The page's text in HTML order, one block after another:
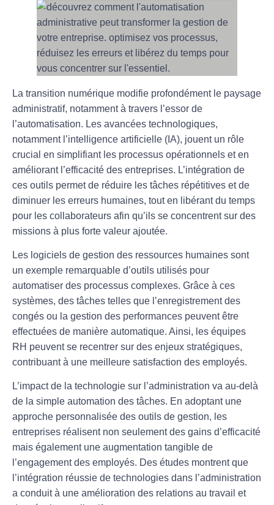
La transition numérique modifie profondément le paysage
administratif, notamment à travers l’essor de
l’automatisation. Les avancées technologiques,
notamment l’intelligence artificielle (IA), jouent un rôle
crucial en simplifiant les processus opérationnels et en
améliorant l’efficacité des entreprises. L’intégration de
ces outils permet de réduire les tâches répétitives et de
diminuer les erreurs humaines, tout en libérant du temps
pour les collaborateurs afin qu’ils se concentrent sur des
missions à plus forte valeur ajoutée.
Les logiciels de gestion des ressources humaines sont
un exemple remarquable d’outils utilisés pour
automatiser des processus complexes. Grâce à ces
systèmes, des tâches telles que l’enregistrement des
congés ou la gestion des performances peuvent être
effectuées de manière automatique. Ainsi, les équipes
RH peuvent se recentrer sur des enjeux stratégiques,
contribuant à une meilleure satisfaction des employés.
L’impact de la technologie sur l’administration va au-delà
de la simple automation des tâches. En adoptant une
approche personnalisée des outils de gestion, les
entreprises réalisent non seulement des gains d’efficacité
mais également une augmentation tangible de
l’engagement des employés. Des études montrent que
l’intégration réussie de technologies dans l’administration
a conduit à une amélioration des relations au travail et